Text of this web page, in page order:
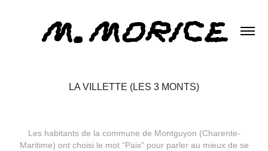
LA VILLETTE (LES 3 MONTS)
Les habitants de la commune de Montguyon (Charente-
Maritime) ont choisi le mot “Paix” pour parler au mieux de se